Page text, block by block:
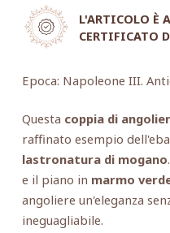
L'ARTICOLO È
CERTIFICATO
Epoca: Napoleone III.
Questa coppia di
raffinato esempio
lastronatura di mogano
e il piano in marmo
angoliere un'eleganza
ineguagliabile.